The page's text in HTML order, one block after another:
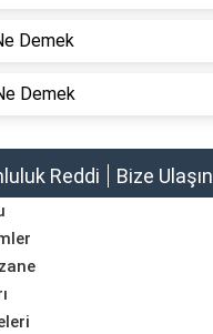
Demek
Demek
Reddi Bize Ulaşın